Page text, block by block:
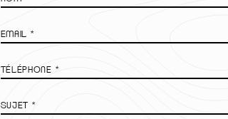
E-
mail
*
Téléphone *
Sujet *